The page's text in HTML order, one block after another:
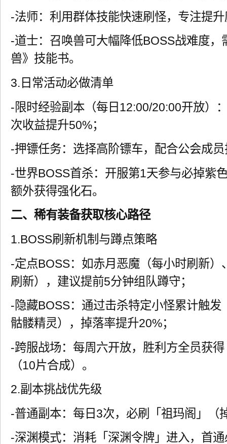
-法师：利用群体技能快速刷怪，专注提
-道士：召唤兽可大幅降低BOSS战难度，
兽》技能书。
3.日常活动必做清单
-限时经验副本（每日12:00/20:00开放）
次收益提升50%；
-押镖任务：选择高阶镖车，配合公会成
-世界BOSS首杀：开服第1天参与必掉紫
额外获得强化石。
二、稀有装备获取核心路径
1.BOSS刷新机制与蹲点策略
-定点BOSS：如赤月恶魔（每小时刷新）
刷新），建议提前5分钟组队蹲守；
-隐藏BOSS：通过击杀特定小怪累计触发
骷髅精灵），掉落率提升20%；
-跨服战场：每周六开放，胜利方全员获
（10片合成）。
2.副本挑战优先级
-普通副本：每日3次，必刷「祖玛阁」（
-深渊模式：消耗「深渊令牌」进入，首